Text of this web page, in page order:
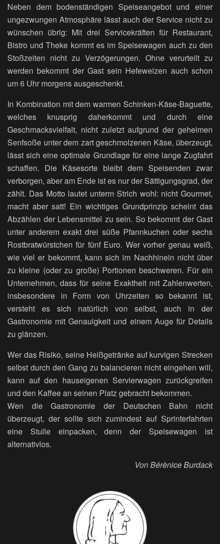
Neben dem bodenständigen Speiseangebot und einer
ungezwungen Atmosphäre lässt auch der Service nicht zu
wünschen übrig: Mit drei Servicekräften für Restaurant,
Bistro und Theke kommt es im Speisewagen auch zu den
Stoßzeiten nicht zu Verzögerungen. Ohne verurteilt zu
werden bekommt der Gast sein Hefeweizen auch schon
um 6 Uhr morgens ausgeschenkt.
In Kombination mit dem warmen Schinken-Käse-Baguette,
welches knusprig daherkommt und durch eine
Geschmacksvielfalt, nicht zuletzt aufgrund der geheimen
Senfsoße unter dem zart geschmolzenen Käse, überzeugt,
lässt sich eine optimale Grundlage für eine lange Zugfahrt
schaffen. Die Käsesorte bleibt dem Speisenden zwar
verborgen, aber am Ende ist es nur der Sättigungsgrad, der
zählt. Das Motto lautet unterm Strich wohl: nicht Gourmet,
macht aber satt! Ein wichtiges Grundprinzip scheint das
Abzählen der Lebensmittel zu sein. So bekommt der Gast
unter anderem exakt drei süße Pfannkuchen oder sechs
Rostbratwürstchen für fünf Euro. Wer vorher genau weiß,
wie viel er bekommt, kann sich im Nachhinein nicht über
zu kleine (oder zu große) Portionen beschweren. Für ein
Unternehmen, dass für seine Exaktheit mit Zahlenwerten,
insbesondere in Form von Uhrzeiten so bekannt ist,
versteht es sich natürlich von selbst, auch in der
Gastronomie mit Genauigkeit und einem Auge für Details
zu glänzen.
Wer das Risiko, seine Heißgetränke auf kurvigen Strecken
selbst durch den Gang zu balancieren nicht eingehen will,
kann auf den hauseigenen Servierwagen zurückgreifen
und den Kaffee an seinen Platz gebracht bekommen.
Wen die Gastronomie der Deutschen Bahn nicht
überzeugt, der sollte sich zumindest auf Sprinterfahrten
eine Stulle einpacken, denn der Speisewagen ist
alternativlos.
Von Bérènice Burdack